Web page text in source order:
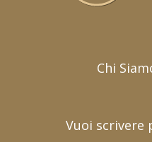
Chi
Vuoi scrivere